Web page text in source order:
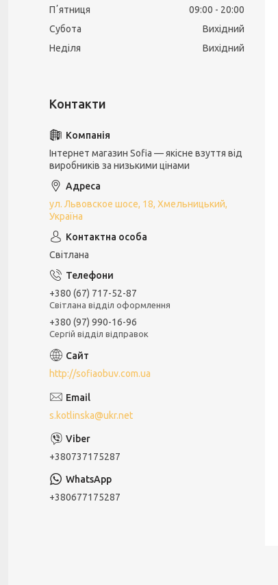
Пʼятниця
09:00
20:00
Субота
Вихідний
Неділя
Вихідний
Інтернет магазин Sofia — якісне взуття від
виробників за низькими цінами
ул. Львовское шосе, 18, Хмельницький,
Україна
Світлана
+380 (67) 717-52-87
Світлана відділ оформлення
+380 (97) 990-16-96
Сергій відділ відправок
http://sofiaobuv.com.ua
s.kotlinska@ukr.net
+380737175287
+380677175287